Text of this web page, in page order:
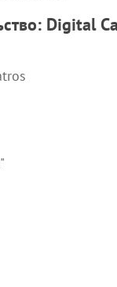
Digital